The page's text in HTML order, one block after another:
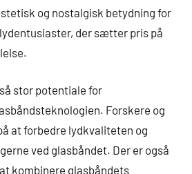
og nostalgisk betydning for
der sætter pris på
stor potentiale for
Forskere og
at forbedre lydkvaliteten og
ved glasbåndet. Der er også
kombinere glasbåndets